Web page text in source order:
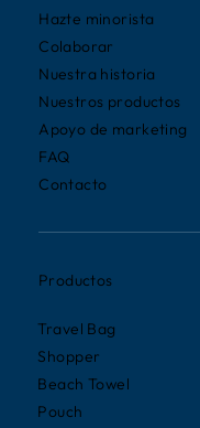
Hazte minorista
Colaborar
Nuestra historia
Nuestros productos
Apoyo de marketing
FAQ
Contacto
Productos
Travel Bag
Shopper
Beach Towel
Pouch